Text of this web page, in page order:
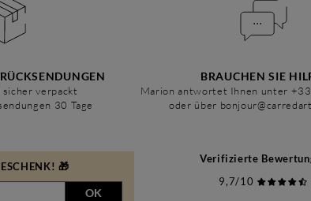
verpackt
30 Tage
BRAUCHEN SIE
Marion antwortet Ihnen unter
oder über
🎁
OK
Verifizierte
9,7/10